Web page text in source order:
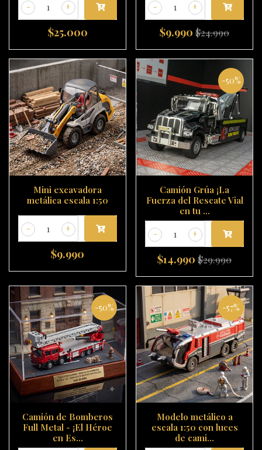
+
-
$25.000
+
-
$9.990 $24.990
Mini excavadora
metálica escala 1:50
+
-
$9.990
-50%
Camión Grúa ¡La
Fuerza del Rescate Vial
en tu ...
+
-
$14.990 $29.990
-50%
Camión de Bomberos
Full Metal - ¡El Héroe
en Es...
-57%
Modelo metálico a
escala 1:50 con luces
de cami...